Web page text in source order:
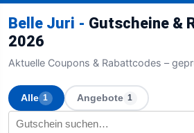
Belle Juri - Gutscheine &
2026
Aktuelle Coupons & Rabattcodes –
Alle 1 Angebote 1